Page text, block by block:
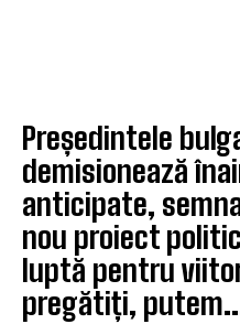
Președintele
demisionează
anticipate,
nou proiect
luptă pentru
pregătiți,